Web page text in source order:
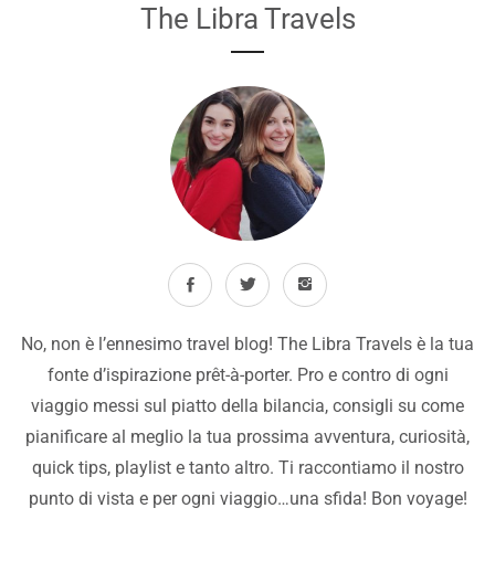
The Libra Travels
No, non è l’ennesimo travel blog! The Libra Travels è la tua
fonte d’ispirazione prêt-à-porter. Pro e contro di ogni
viaggio messi sul piatto della bilancia, consigli su come
pianificare al meglio la tua prossima avventura, curiosità,
quick tips, playlist e tanto altro. Ti raccontiamo il nostro
punto di vista e per ogni viaggio…una sfida! Bon voyage!